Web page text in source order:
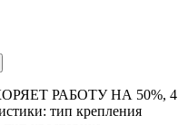
РАБОТУ НА 50%, 4
тип крепления